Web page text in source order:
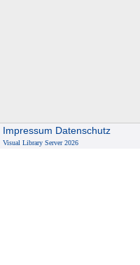
Impressum Datenschutz
Visual Library Server 2026